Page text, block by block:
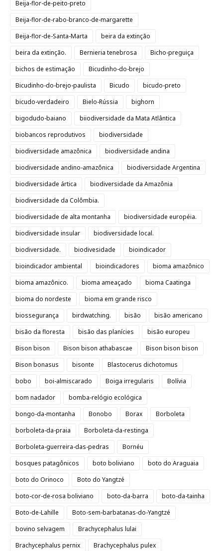
Beija-flor-de-peito-preto
Beija-flor-de-rabo-branco-de-margarette
Beija-flor-de-Santa-Marta
beira da extinção
beira da extinção.
Bernieria tenebrosa
Bicho-preguiça
bichos de estimação
Bicudinho-do-brejo
Bicudinho-do-brejo-paulista
Bicudo
bicudo-preto
bicudo-verdadeiro
Bielo-Rússia
bighorn
bigodudo-baiano
biiodiversidade da Mata Atlântica
biobancos reprodutivos
biodiversidade
biodiversidade amazônica
biodiversidade andina
biodiversidade andino-amazônica
biodiversidade Argentina
biodiversidade ártica
biodiversidade da Amazônia
biodiversidade da Colômbia.
biodiversidade de alta montanha
biodiversidade européia.
biodiversidade insular
biodiversidade local.
biodiversidade.
biodivesidade
bioindicador
bioindicador ambiental
bioindicadores
bioma amazônico
bioma amazônico.
bioma ameaçado
bioma Caatinga
bioma do nordeste
bioma em grande risco
biossegurança
birdwatching. bisão
bisão americano
bisão da floresta
bisão das planícies
bisão europeu
Bison bison
Bison bison athabascae
Bison bison bison
Bison bonasus
bisonte
Blastocerus dichotomus
bobo
boi-almiscarado Boiga irregularis
Bolívia
bom nadador
bomba-relógio ecológica
bongo-da-montanha
Bonobo Borax
Borboleta
borboleta-da-praia
Borboleta-da-restinga
Borboleta-guerreira-das-pedras
Bornéu
bosques patagônicos
boto boliviano
boto do Araguaia
boto do Orinoco
Boto do Yangtzé
boto-cor-de-rosa boliviano
boto-da-barra
boto-da-tainha
Boto-de-Lahille
Boto-sem-barbatanas-do-Yangtzé
bovino selvagem
Brachycephalus lulai
Brachycephalus pernix
Brachycephalus pulex